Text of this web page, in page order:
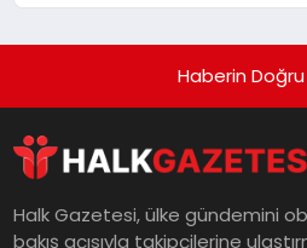
Haberin
Halk Gazetesi, ülke gündemini
bakış açısıyla takipçilerine